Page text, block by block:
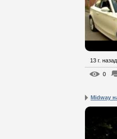
13 г. назад
0
Midway